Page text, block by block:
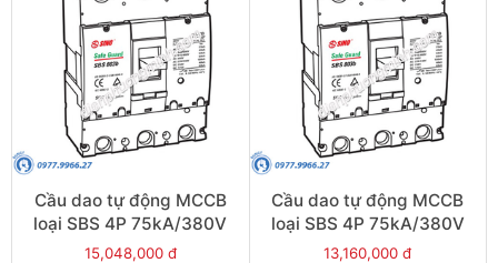
Cầu dao tự động MCCB
loại SBS 4P 75kA/380V
800A - Model
15,048,000 đ
Cầu dao tự động MCCB
loại SBS 4P 75kA/380V
700A - Model
13,160,000 đ